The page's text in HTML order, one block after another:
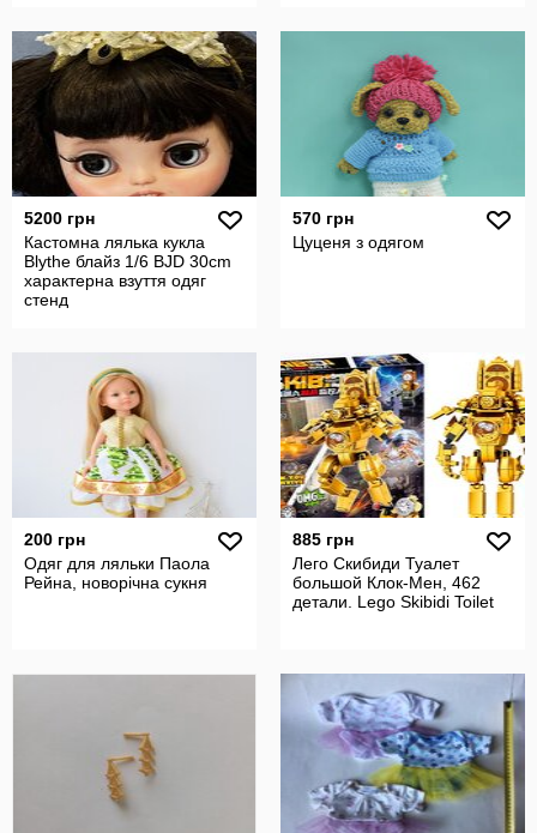
5200 грн
Кастомна лялька кукла
Blythe блайз 1/6 BJD 30cm
характерна взуття одяг
стенд
570 грн
Цуценя з одягом
200 грн
Одяг для ляльки Паола
Рейна, новорічна сукня
885 грн
Лего Скибиди Туалет
большой Клок-Мен, 462
детали. Lego Skibidi Toilet